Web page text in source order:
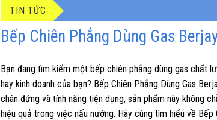
TIN TỨC
Bếp Chiên Phẳng Dùng Gas
Bạn đang tìm kiếm một bếp chiên phẳng dùng gas chất
hay kinh doanh của bạn? Bếp Chiên Phẳng Dùng Gas
chân đứng và tính năng tiện dụng, sản phẩm này không
hiệu quả trong việc nấu nướng. Hãy cùng tìm hiểu về